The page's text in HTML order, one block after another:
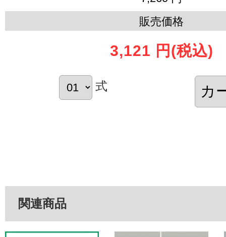
販売価格
3,121 円 (税込)
式
関連商品